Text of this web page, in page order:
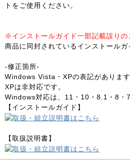
トをご使用ください。
※インストールガイド一部記載誤りの
商品に同封されているインストールガ
-修正箇所-
Windows Vista・XPの表記がありま
XPは非対応です。
Windows対応は、11・10・8.1・8・7
【インストールガイド】
【取扱説明書】